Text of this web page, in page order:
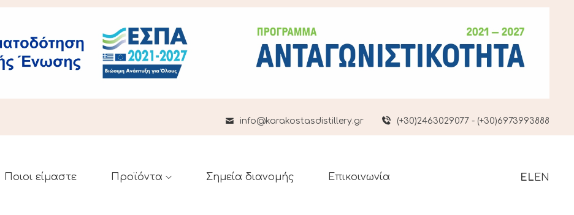
info@karakostasdistillery.gr (+30)2463029077 - (+30)6973993888
Ποιοι είμαστε Προϊόντα Σημεία διανομής Επικοινωνία EL EN